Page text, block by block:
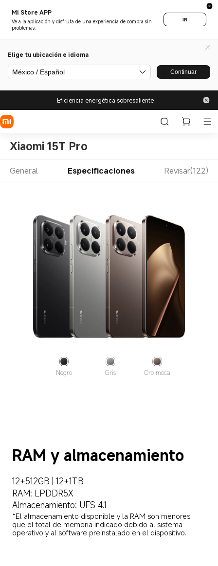
Mi Store APP
Ve a la aplicación y disfruta de una experiencia de compra sin
problemas.
IR
Elige tu ubicación e idioma
México / Español Continuar
Eficiencia energética sobresaliente
Xiaomi 15T Pro
General Especificaciones Revisar(122)
Negro Gris Oro moca
RAM y almacenamiento
12+512GB | 12+1TB
RAM: LPDDR5X
Almacenamiento: UFS 4.1
*El almacenamiento disponible y la RAM son menores
que el total de memoria indicado debido al sistema
operativo y al software preinstalado en el dispositivo.